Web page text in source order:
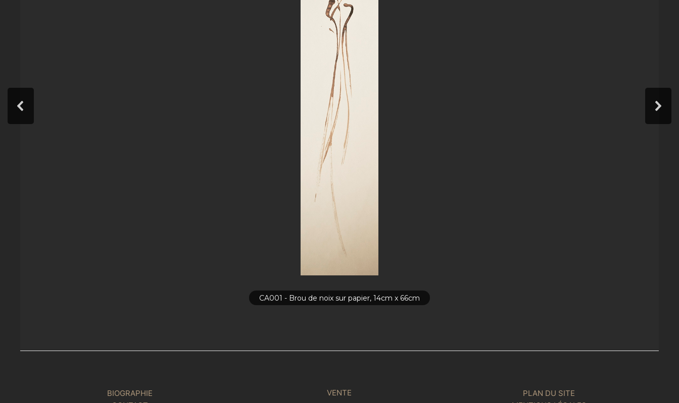
CA001 - Brou de noix sur papier, 14cm x 66cm
BIOGRAPHIE
VENTE
PLAN DU SITE